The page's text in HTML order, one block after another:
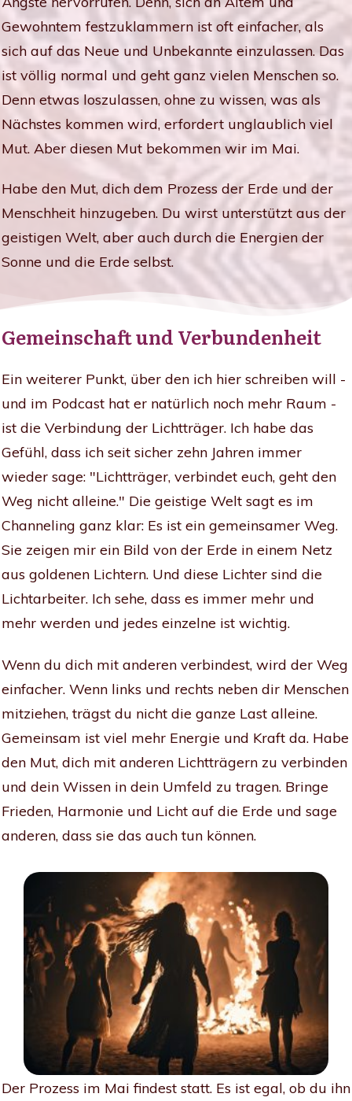
Gewohntem festzuklammern ist oft einfacher, als
sich auf das Neue und Unbekannte einzulassen. Das
ist völlig normal und geht ganz vielen Menschen so.
Denn etwas loszulassen, ohne zu wissen, was als
Nächstes kommen wird, erfordert unglaublich viel
Mut. Aber diesen Mut bekommen wir im Mai.
Habe den Mut, dich dem Prozess der Erde und der
Menschheit hinzugeben. Du wirst unterstützt aus der
geistigen Welt, aber auch durch die Energien der
Sonne und die Erde selbst.
Gemeinschaft und Verbundenheit
Ein weiterer Punkt, über den ich hier schreiben will -
und im Podcast hat er natürlich noch mehr Raum -
ist die Verbindung der Lichtträger. Ich habe das
Gefühl, dass ich seit sicher zehn Jahren immer
wieder sage: "Lichtträger, verbindet euch, geht den
Weg nicht alleine." Die geistige Welt sagt es im
Channeling ganz klar: Es ist ein gemeinsamer Weg.
Sie zeigen mir ein Bild von der Erde in einem Netz
aus goldenen Lichtern. Und diese Lichter sind die
Lichtarbeiter. Ich sehe, dass es immer mehr und
mehr werden und jedes einzelne ist wichtig.
Wenn du dich mit anderen verbindest, wird der Weg
einfacher. Wenn links und rechts neben dir Menschen
mitziehen, trägst du nicht die ganze Last alleine.
Gemeinsam ist viel mehr Energie und Kraft da. Habe
den Mut, dich mit anderen Lichtträgern zu verbinden
und dein Wissen in dein Umfeld zu tragen. Bringe
Frieden, Harmonie und Licht auf die Erde und sage
anderen, dass sie das auch tun können.
Der Prozess im Mai findest statt. Es ist egal, ob du ihn